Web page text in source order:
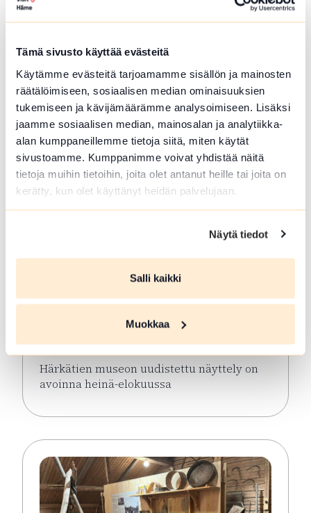
Tämä sivusto käyttää evästeitä
Käytämme evästeitä tarjoamamme sisällön ja mainosten
räätälöimiseen, sosiaalisen median ominaisuuksien
tukemiseen ja kävijämäärämme analysoimiseen. Lisäksi
jaamme sosiaalisen median, mainosalan ja analytiikka-
alan kumppaneillemme tietoja siitä, miten käytät
sivustoamme. Kumppanimme voivat yhdistää näitä
tietoja muihin tietoihin, joita olet antanut heille tai joita on
kerätty, kun olet käyttänyt heidän palvelujaan.
Näytä tiedot
Salli kaikki
Muokkaa
Härkätien museon uudistettu näyttely on
Lue lisää tapahtumasta Härkätien museon
Härkätien museon uudistettu
näyttely avoinna keaällä 2026
Hämeenlinna
Härkätien museon uudistettu näyttely on
avoinna heinä-elokuussa
Lue lisää tapahtumasta Härkätien museon